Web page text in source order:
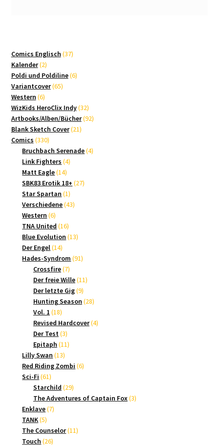
Comics Englisch 3737
Kalender 22
Produkte
Poldi und Poldiline 66
Variantcover 6565
Western 66
Produkte
WizKids HeroClix Indy 3232
Produkte
Artbooks/Alben/Bücher 9292
Blank Sketch Cover 2121
Comics 330330
Produkte
Bruchbach Serenade 44
Link Fighters 44
Matt Eagle 1414
Produkte
SBK83 Erotik 18+ 2727
Star Spartan 11
Produkt
Verschiedene 4343
Western 66
Produkte
TNA United 1616
Produkte
Blue Evolution 1313
Der Engel 1414
Produkte
Hades-Syndrom 9191
Crossfire 77
Produkte
Der freie Wille 1111
Der letzte Gig 99
Produkte
Hunting Season 2828
Vol. 1 1818
Produkte
Revised Hardcover 44
Der Test 33
Produkte
Epitaph 1111
Lilly Swan 1313
Produkte
Red Riding Zombi 66
Sci-Fi 6161
Produkte
Starchild 2929
Produkte
The Adventures of Captain Fox 33
Enklave 77
TANK 55
Produkte
The Counselor 1111
Touch 2626